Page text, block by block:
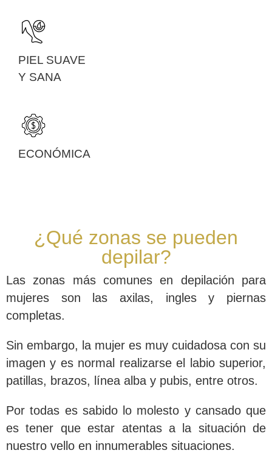
PIEL SUAVE
Y SANA
ECONÓMICA
¿Qué zonas se pueden
depilar?
Las zonas más comunes en depilación para
mujeres son las axilas, ingles y piernas
completas.
Sin embargo, la mujer es muy cuidadosa con su
imagen y es normal realizarse el labio superior,
patillas, brazos, línea alba y pubis, entre otros.
Por todas es sabido lo molesto y cansado que
es tener que estar atentas a la situación de
nuestro vello en innumerables situaciones.